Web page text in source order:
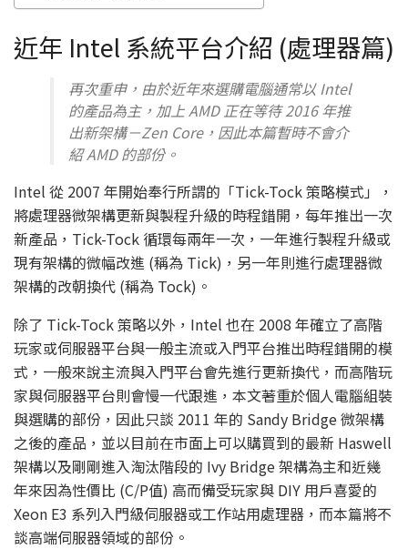
近年 Intel 系統平台介紹 (處理器篇)
再次重申，由於近年來選購電腦通常以 Intel
的產品為主，加上 AMD 正在等待 2016 年推
出新架構－Zen Core，因此本篇暫時不會介
紹 AMD 的部份。
Intel 從 2007 年開始奉行所謂的「Tick-Tock 策略模式」，
將處理器微架構更新與製程升級的時程錯開，每年推出一次
新產品，Tick-Tock 循環每兩年一次，一年進行製程升級或
現有架構的微幅改進 (稱為 Tick)，另一年則進行處理器微
架構的改朝換代 (稱為 Tock)。
除了 Tick-Tock 策略以外，Intel 也在 2008 年確立了高階
玩家或伺服器平台與一般主流或入門平台推出時程錯開的模
式，一般來說主流與入門平台會先進行更新換代，而高階玩
家與伺服器平台則會慢一代跟進，本文著重於個人電腦組裝
與選購的部份，因此只談 2011 年的 Sandy Bridge 微架構
之後的產品，並以目前在市面上可以購買到的最新 Haswell
架構以及剛剛進入淘汰階段的 Ivy Bridge 架構為主和近幾
年來因為性價比 (C/P值) 高而備受玩家與 DIY 用戶喜愛的
Xeon E3 系列入門級伺服器或工作站用處理器，而本篇將不
談高端伺服器領域的部份。